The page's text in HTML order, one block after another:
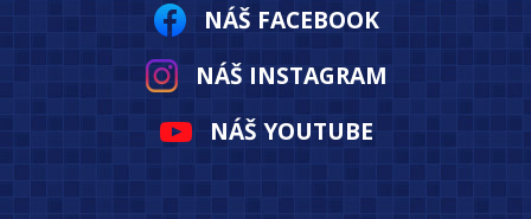
NÁŠ FACEBOOK
NÁŠ INSTAGRAM
NÁŠ YOUTUBE